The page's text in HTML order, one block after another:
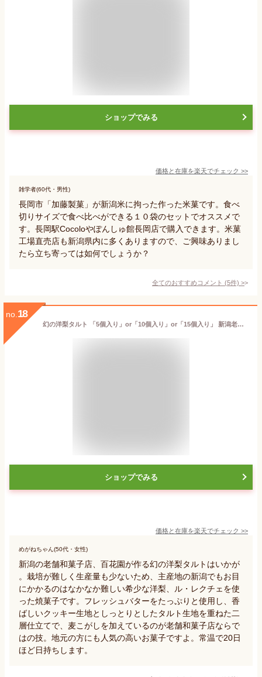
ショップでみる
価格と在庫を楽天でチェック >>
雑学者(60代・男性)
長岡市「加藤製菓」が新潟米に拘った作った米菓です。食べ
切りサイズで食べ比べができる１０袋のセットでオススメで
す。長岡駅Cocoloやぽんしゅ館長岡店で購入できます。米菓
工場直売店も新潟県内に多くありますので、ご興味ありまし
たら立ち寄っては如何でしょうか？
全てのおすすめコメント (5件) >
no. 18
幻の洋梨タルト 「5個入り」or「10個入り」or「15個入り」 新潟老舗菓子店 百花園【ル・レクチェ/お菓子/幻の洋梨を使ったタルト/フルーツタルト/ルレクチェ/ケーキ】【お土産/手土産/プレゼント/ギフトに！贈り物】【送料無料】 お中元
ショップでみる
価格と在庫を楽天でチェック >>
めがねちゃん(50代・女性)
新潟の老舗和菓子店、百花園が作る幻の洋梨タルトはいかが
。栽培が難しく生産量も少ないため、主産地の新潟でもお目
にかかるのはなかなか難しい希少な洋梨、ル・レクチェを使
った焼菓子です。フレッシュバターをたっぷりと使用し、香
ばしいクッキー生地としっとりとしたタルト生地を重ねた二
層仕立てで、麦こがしを加えているのが老舗和菓子店ならで
はの技。地元の方にも人気の高いお菓子ですよ。常温で20日
ほど日持ちします。